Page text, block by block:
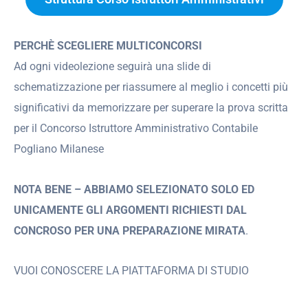
PERCHÈ SCEGLIERE MULTICONCORSI
Ad ogni videolezione seguirà una slide di
schematizzazione per riassumere al meglio i concetti più
significativi da memorizzare per superare la prova scritta
per il Concorso Istruttore Amministrativo Contabile
Pogliano Milanese
NOTA BENE – ABBIAMO SELEZIONATO SOLO ED
UNICAMENTE GLI ARGOMENTI RICHIESTI DAL
CONCROSO PER UNA PREPARAZIONE MIRATA.
VUOI CONOSCERE LA PIATTAFORMA DI STUDIO